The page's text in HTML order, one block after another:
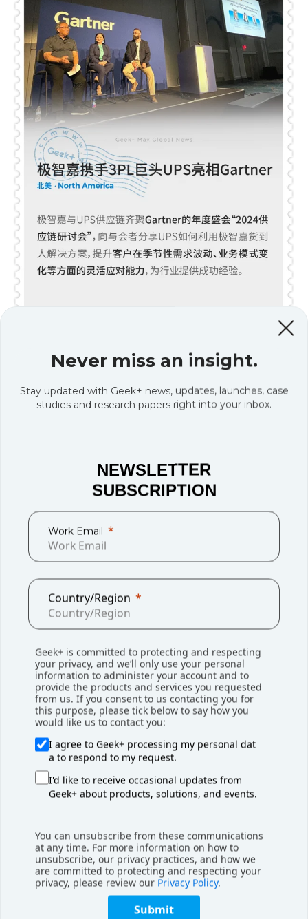
BlueSkye Automation总裁Armando Gonzalez表示：“通过与
美国供应链管理专业协会圆桌会议上，极智嘉与行业专家共同探讨
自动化成功经验及未来可能面临的挑战。
Never miss an insight.
Stay updated with Geek+ news, updates, launches, case
studies and research papers right into your inbox.
NEWSLETTER
SUBSCRIPTION
Work Email
Country/Region
Geek+ is committed to protecting and respecting
your privacy, and we’ll only use your personal
information to administer your account and to
provide the products and services you requested
from us. If you consent to us contacting you for
this purpose, please tick below to say how you
would like us to contact you:
I agree to Geek+ processing my personal dat
a to respond to my request.
I'd like to receive occasional updates from
Geek+ about products, solutions, and events.
You can unsubscribe from these communications
at any time. For more information on how to
unsubscribe, our privacy practices, and how we
are committed to protecting and respecting your
privacy, please review our Privacy Policy.
Submit